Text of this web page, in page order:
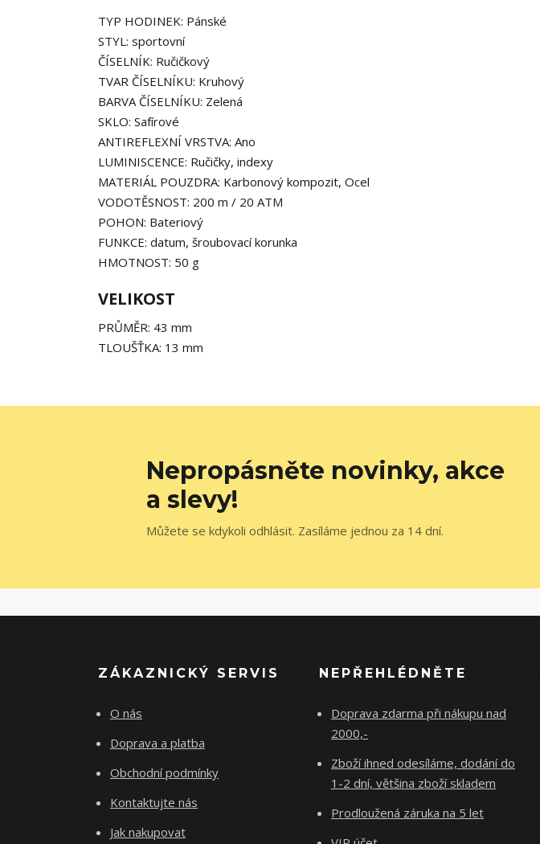
TYP HODINEK: Pánské
STYL: sportovní
ČÍSELNÍK: Ručičkový
TVAR ČÍSELNÍKU: Kruhový
BARVA ČÍSELNÍKU: Zelená
SKLO: Safírové
ANTIREFLEXNÍ VRSTVA: Ano
LUMINISCENCE: Ručičky, indexy
MATERIÁL POUZDRA: Karbonový kompozit, Ocel
VODOTĚSNOST: 200 m / 20 ATM
POHON: Bateriový
FUNKCE: datum, šroubovací korunka
HMOTNOST: 50 g
VELIKOST
PRŮMĚR: 43 mm
TLOUŠŤKA: 13 mm
Nepropásněte novinky, akce
a slevy!
Můžete se kdykoli odhlásit. Zasíláme jednou za 14 dní.
ZÁKAZNICKÝ SERVIS
O nás
Doprava a platba
Obchodní podmínky
Kontaktujte nás
Jak nakupovat
NEPŘEHLÉDNĚTE
Doprava zdarma při nákupu nad
2000,-
Zboží ihned odesíláme, dodání do
1-2 dní, většina zboží skladem
Prodloužená záruka na 5 let